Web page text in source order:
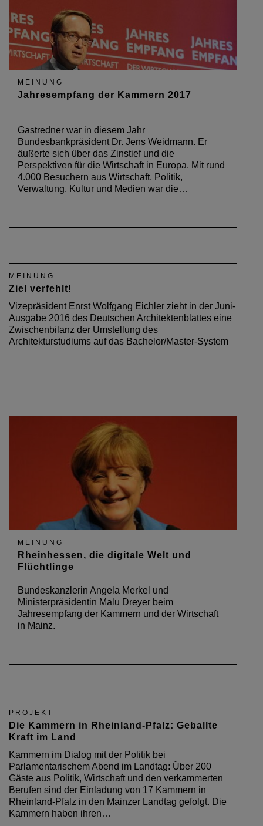
MEINUNG
Jahresempfang der Kammern 2017
Gastredner war in diesem Jahr
Bundesbankpräsident Dr. Jens Weidmann. Er
äußerte sich über das Zinstief und die
Perspektiven für die Wirtschaft in Europa. Mit rund
4.000 Besuchern aus Wirtschaft, Politik,
Verwaltung, Kultur und Medien war die…
MEINUNG
Ziel verfehlt!
Vizepräsident Enrst Wolfgang Eichler zieht in der Juni-
Ausgabe 2016 des Deutschen Architektenblattes eine
Zwischenbilanz der Umstellung des
Architekturstudiums auf das Bachelor/Master-System
MEINUNG
Rheinhessen, die digitale Welt und
Flüchtlinge
Bundeskanzlerin Angela Merkel und
Ministerpräsidentin Malu Dreyer beim
Jahresempfang der Kammern und der Wirtschaft
in Mainz.
PROJEKT
Die Kammern in Rheinland-Pfalz: Geballte
Kraft im Land
Kammern im Dialog mit der Politik bei
Parlamentarischem Abend im Landtag: Über 200
Gäste aus Politik, Wirtschaft und den verkammerten
Berufen sind der Einladung von 17 Kammern in
Rheinland-Pfalz in den Mainzer Landtag gefolgt. Die
Kammern haben ihren…